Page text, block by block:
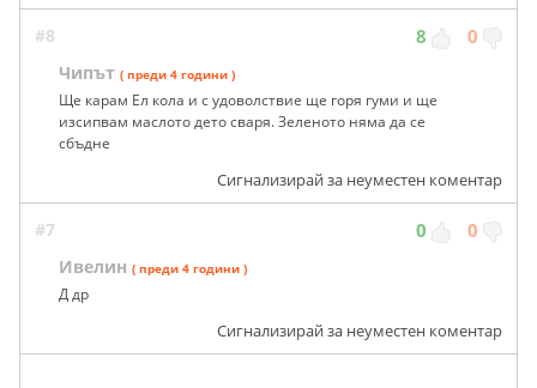
#8 8 0
Чипът ( преди 4 години )
Ще карам Ел кола и с удоволствие ще горя гуми и ще
изсипвам маслото дето сваря. Зеленото няма да се
сбъдне
Сигнализирай за неуместен коментар
#7 0 0
Ивелин ( преди 4 години )
Д др
Сигнализирай за неуместен коментар